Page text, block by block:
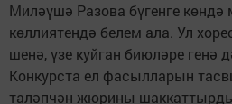
Ми­лә­ү­шә Ра­зо­ва бү­ген­ге көн­дә
көл­ли­я­тен­дә бе­лем ала. Ул
ше­нә, үзе куй­ган би­ю­лә­ре ге­нә
Кон­кур­ста ел фа­сыл­ла­рын
та­ләп­чән жю­ри­ны